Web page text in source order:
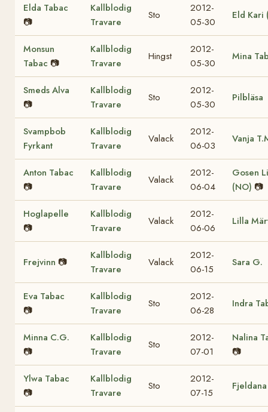
Elda Tabac
📷
Kallblodig
Travare
Sto
2012-
05-30
Eld Kari
Monsun
Tabac 📷
Kallblodig
Travare
Hingst
2012-
05-30
Mina
Smeds Alva
📷
Kallblodig
Travare
Sto
2012-
05-30
Pilbläsa
Svampbob
Fyrkant
Kallblodig
Travare
Valack
2012-
06-03
Vanja
Anton Tabac
📷
Kallblodig
Travare
Valack
2012-
06-04
Gosen
(NO) 📷
Hoglapelle
📷
Kallblodig
Travare
Valack
2012-
06-06
Lilla
Frejvinn 📷
Kallblodig
Travare
Valack
2012-
06-15
Sara G.
Eva Tabac
📷
Kallblodig
Travare
Sto
2012-
06-28
Indra
Minna C.G.
📷
Kallblodig
Travare
Sto
2012-
07-01
Nalina
📷
Ylwa Tabac
📷
Kallblodig
Travare
Sto
2012-
07-15
Fjeldana